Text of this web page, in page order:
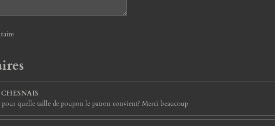
quelle taille de poupon le patron convient? Merci beaucoup